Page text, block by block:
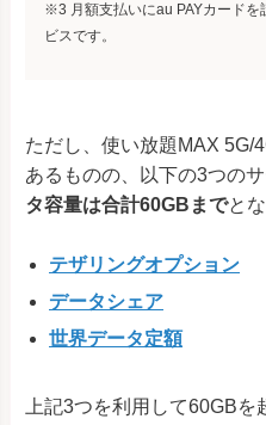
※3 月額支払いにau PAYカードを
ビスです。
ただし、使い放題MAX 5G/
あるものの、以下の3つの
タ容量は合計60GBまでと
テザリングオプション
データシェア
世界データ定額
上記3つを利用して60GBを